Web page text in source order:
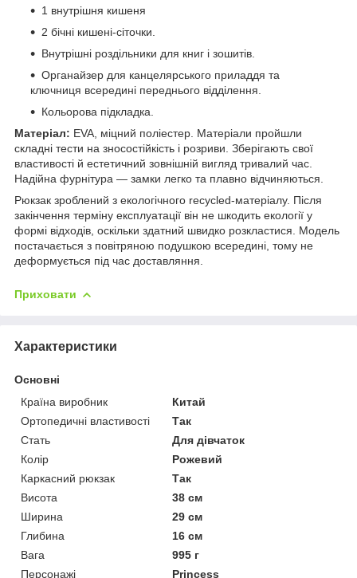
1 внутрішня кишеня
2 бічні кишені-сіточки.
Внутрішні роздільники для книг і зошитів.
Органайзер для канцелярського приладдя та
ключниця всередині переднього відділення.
Кольорова підкладка.
Матеріал: EVA, міцний поліестер. Матеріали пройшли
складні тести на зносостійкість і розриви. Зберігають свої
властивості й естетичний зовнішній вигляд тривалий час.
Надійна фурнітура — замки легко та плавно відчиняються.
Рюкзак зроблений з екологічного recycled-матеріалу. Після
закінчення терміну експлуатації він не шкодить екології у
формі відходів, оскільки здатний швидко розкластися. Модель
постачається з повітряною подушкою всередині, тому не
деформується під час доставляння.
Приховати
Характеристики
Основні
Країна виробник
Китай
Ортопедичні властивості
Так
Стать
Для дівчаток
Колір
Рожевий
Каркасний рюкзак
Так
Висота
38 см
Ширина
29 см
Глибина
16 см
Вага
995 г
Персонажі
Princess